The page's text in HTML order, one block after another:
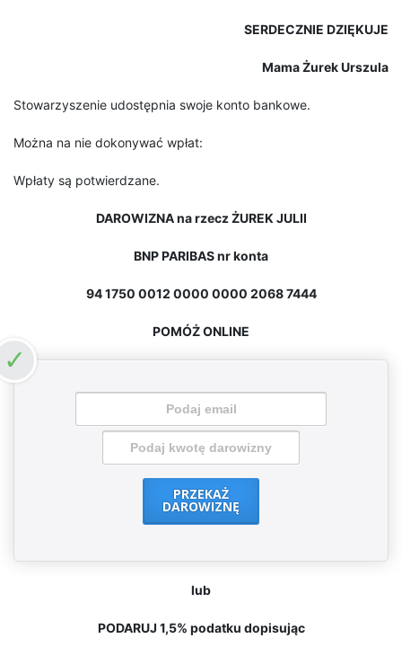
SERDECZNIE DZIĘKUJE
Mama Żurek Urszula
Stowarzyszenie udostępnia swoje konto bankowe.
Można na nie dokonywać wpłat:
Wpłaty są potwierdzane.
DAROWIZNA na rzecz ŻUREK JULII
BNP PARIBAS nr konta
94 1750 0012 0000 0000 2068 7444
POMÓŻ ONLINE
PRZEKAŻ
DAROWIZNĘ
lub
PODARUJ 1,5% podatku dopisując